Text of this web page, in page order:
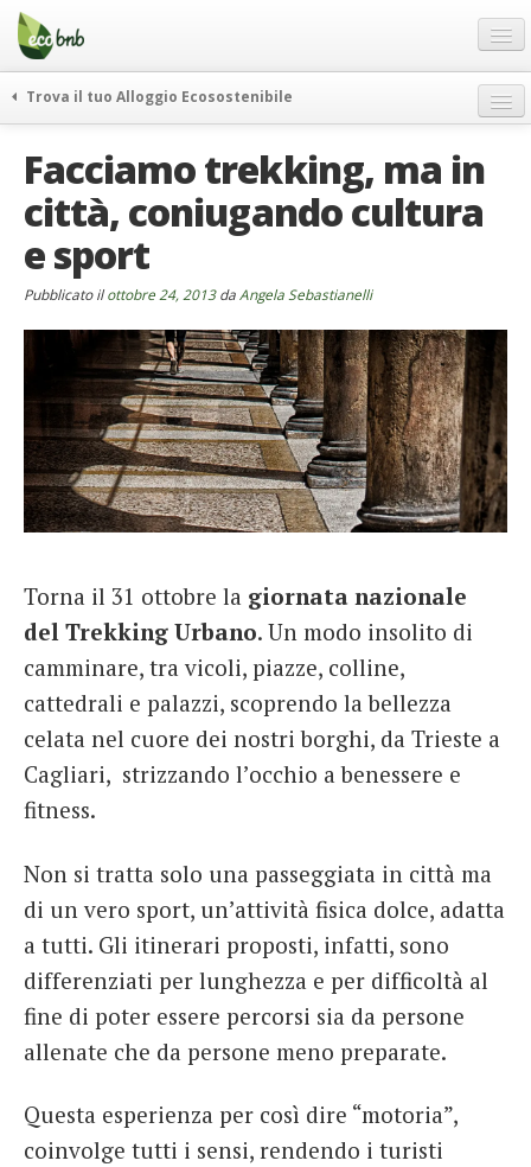
Menu
Salta
contenuto
Offerte Speciali
Regali
FAQ
Chi Siamo
Partner
Contatti
Italiano
German
English
Spanish
Italiano
Trova il tuo Alloggio Ecosostenibile
itinerari
curiosità
vivere e viaggiare verde
news ed eventi
rassegna stampa
Facciamo trekking, ma in
città, coniugando cultura
e sport
Pubblicato ilottobre 24, 2013da Angela Sebastianelli
Torna il 31 ottobre la giornata nazionale
del Trekking Urbano. Un modo insolito di
camminare, tra vicoli, piazze, colline,
cattedrali e palazzi, scoprendo la bellezza
celata nel cuore dei nostri borghi, da Trieste a
Cagliari, strizzando l’occhio a benessere e
fitness.
Non si tratta solo una passeggiata in città ma
di un vero sport, un’attività fisica dolce, adatta
a tutti. Gli itinerari proposti, infatti, sono
differenziati per lunghezza e per difficoltà al
fine di poter essere percorsi sia da persone
allenate che da persone meno preparate.
Questa esperienza per così dire “motoria”,
coinvolge tutti i sensi, rendendo i turisti